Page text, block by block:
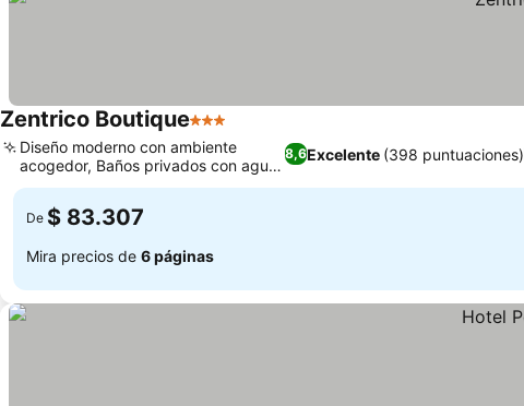
Zentrico Boutique3 Estrellas
8,6Excelente (398 puntuaciones)
Diseño moderno con ambiente
acogedor, Baños privados con agua
caliente
De $ 83.307
Mira precios de 6 páginas